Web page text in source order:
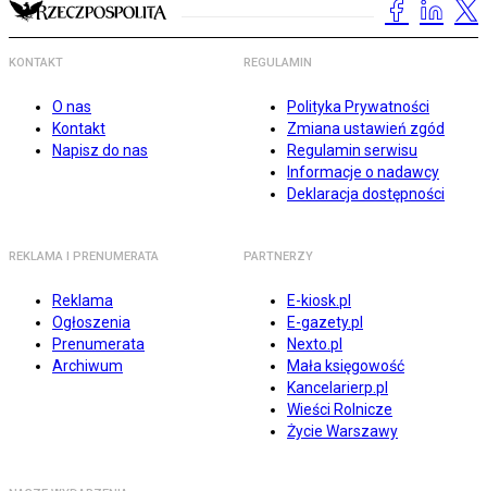
KONTAKT
O nas
Kontakt
Napisz do nas
REGULAMIN
Polityka Prywatności
Zmiana ustawień zgód
Regulamin serwisu
Informacje o nadawcy
Deklaracja dostępności
REKLAMA I PRENUMERATA
Reklama
Ogłoszenia
Prenumerata
Archiwum
PARTNERZY
E-kiosk.pl
E-gazety.pl
Nexto.pl
Mała księgowość
Kancelarierp.pl
Wieści Rolnicze
Życie Warszawy